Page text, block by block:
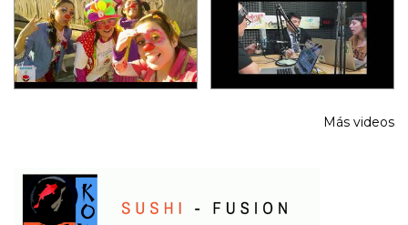
Más videos